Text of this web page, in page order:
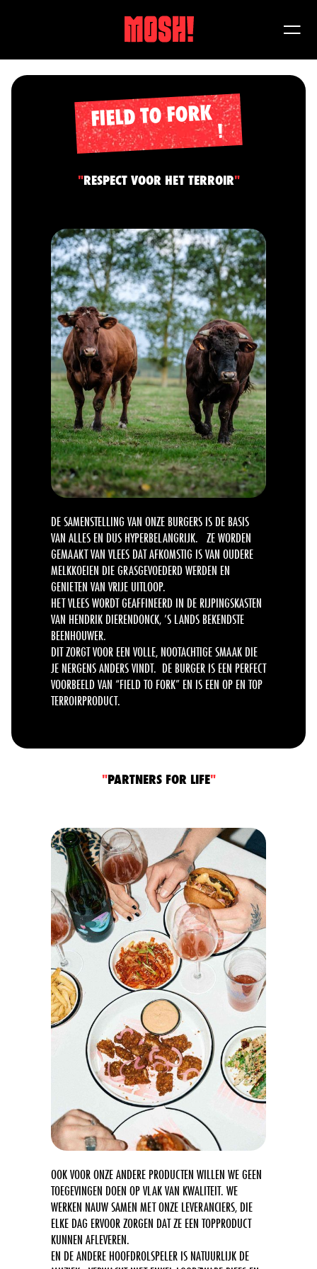
FIELD TO FORK
"RESPECT VOOR HET TERROIR"
DE SAMENSTELLING VAN ONZE BURGERS IS DE BASIS
VAN ALLES EN DUS HYPERBELANGRIJK. ZE WORDEN
GEMAAKT VAN VLEES DAT AFKOMSTIG IS VAN OUDERE
MELKKOEIEN DIE GRASGEVOEDERD WERDEN EN
GENIETEN VAN VRIJE UITLOOP.
HET VLEES WORDT GEAFFINEERD IN DE RIJPINGSKASTEN
VAN HENDRIK DIERENDONCK, ’S LANDS BEKENDSTE
BEENHOUWER.
DIT ZORGT VOOR EEN VOLLE, NOOTACHTIGE SMAAK DIE
JE NERGENS ANDERS VINDT. DE BURGER IS EEN PERFECT
VOORBEELD VAN “FIELD TO FORK” EN IS EEN OP EN TOP
TERROIRPRODUCT.
"PARTNERS FOR LIFE"
OOK VOOR ONZE ANDERE PRODUCTEN WILLEN WE GEEN
TOEGEVINGEN DOEN OP VLAK VAN KWALITEIT. WE
WERKEN NAUW SAMEN MET ONZE LEVERANCIERS, DIE
ELKE DAG ERVOOR ZORGEN DAT ZE EEN TOPPRODUCT
KUNNEN AFLEVEREN.
EN DE ANDERE HOOFDROLSPELER IS NATUURLIJK DE